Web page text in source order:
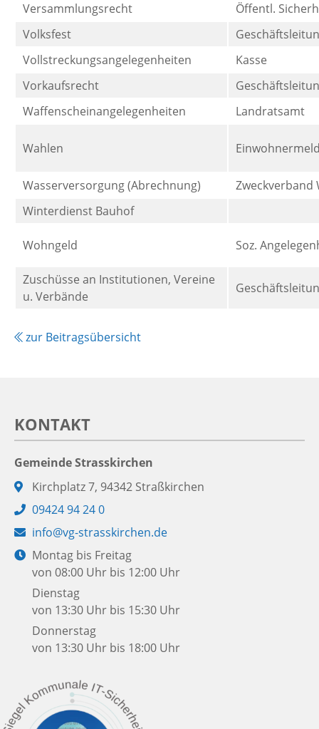
Versammlungsrecht
Öffentl.
Volksfest
Vollstreckungsangelegenheiten
Kasse
Vorkaufsrecht
Waffenscheinangelegenheiten
Landratsamt
Wahlen
Wasserversorgung (Abrechnung)
Zweckverband
Winterdienst Bauhof
Wohngeld Soz.
Zuschüsse an Institutionen, Vereine
u. Verbände
zur Beitragsübersicht
KONTAKT
Gemeinde Strasskirchen
Adresse:
Kirchplatz 7, 94342 Straßkirchen
Telefon:
09424 94 24 0
E-
Mail:
info@vg-strasskirchen.de
Öffnungszeiten:
Montag bis Freitag
von 08:00 Uhr bis 12:00 Uhr
Dienstag
von 13:30 Uhr bis 15:30 Uhr
Donnerstag
von 13:30 Uhr bis 18:00 Uhr